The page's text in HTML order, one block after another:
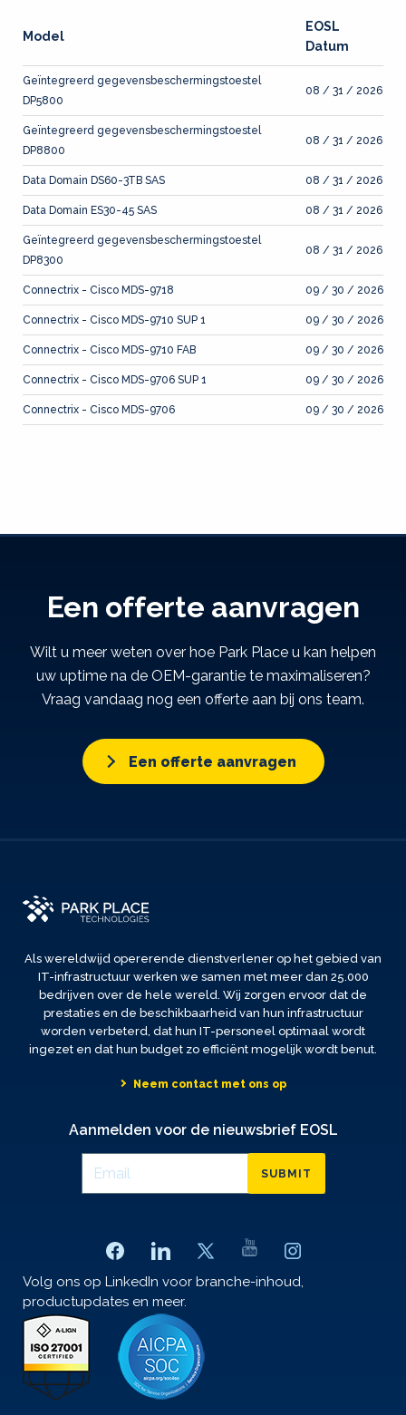
Model
EOSL
Datum
Geïntegreerd gegevensbeschermingstoestel
DP5800
08 / 31 / 2026
Geïntegreerd gegevensbeschermingstoestel
DP8800
08 / 31 / 2026
Data Domain DS60-3TB SAS 08 / 31 / 2026
Data Domain ES30-45 SAS 08 / 31 / 2026
Geïntegreerd gegevensbeschermingstoestel
DP8300
08 / 31 / 2026
Connectrix - Cisco MDS-9718 09 / 30 / 2026
Connectrix - Cisco MDS-9710 SUP 1 09 / 30 / 2026
Connectrix - Cisco MDS-9710 FAB 09 / 30 / 2026
Connectrix - Cisco MDS-9706 SUP 1 09 / 30 / 2026
Connectrix - Cisco MDS-9706 09 / 30 / 2026
Een offerte aanvragen
Wilt u meer weten over hoe Park Place u kan helpen
uw uptime na de OEM-garantie te maximaliseren?
Vraag vandaag nog een offerte aan bij ons team.
Een offerte aanvragen
Als wereldwijd opererende dienstverlener op het gebied van
IT-infrastructuur werken we samen met meer dan 25.000
bedrijven over de hele wereld. Wij zorgen ervoor dat de
prestaties en de beschikbaarheid van hun infrastructuur
worden verbeterd, dat hun IT-personeel optimaal wordt
ingezet en dat hun budget zo efficiënt mogelijk wordt benut.
Neem contact met ons op
Aanmelden voor de nieuwsbrief EOSL
SUBMIT
Volg ons op LinkedIn voor branche-inhoud,
productupdates en meer.